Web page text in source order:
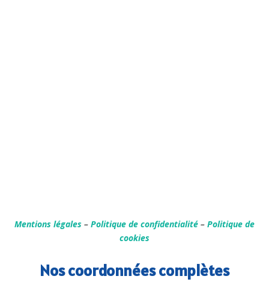
Mentions légales– Politique de confidentialité– Politique de
cookies
Nos coordonnées complètes